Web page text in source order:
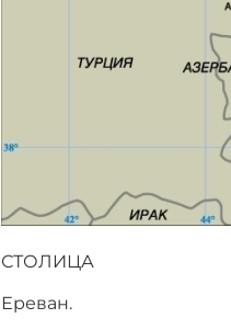
СТОЛИЦА
Ереван.